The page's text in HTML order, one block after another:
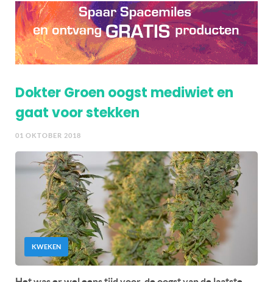
Dokter Groen oogst mediwiet en
gaat voor stekken
01 OKTOBER 2018
KWEKEN